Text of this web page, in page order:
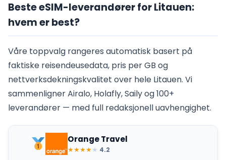
Beste eSIM-leverandører for Litauen:
hvem er best?
Våre toppvalg rangeres automatisk basert på
faktiske reisendeusedata, pris per GB og
nettverksdekningskvalitet over hele Litauen. Vi
sammenligner Airalo, Holafly, Saily og 100+
leverandører — med full redaksjonell uavhengighet.
Orange Travel
★★★★★ 4.2